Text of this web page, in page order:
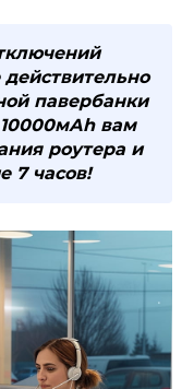
действительно
павербанки
вам
роутера и
7 часов!